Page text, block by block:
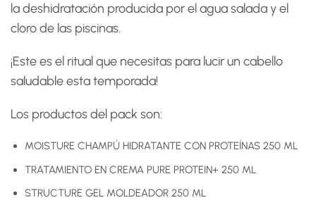
la deshidratación producida por el agua salada y el
cloro de las piscinas.
¡Este es el ritual que necesitas para lucir un cabello
saludable esta temporada!
Los productos del pack son:
MOISTURE CHAMPÚ HIDRATANTE CON PROTEÍNAS 250 ML
TRATAMIENTO EN CREMA PURE PROTEIN+ 250 ML
STRUCTURE GEL MOLDEADOR 250 ML